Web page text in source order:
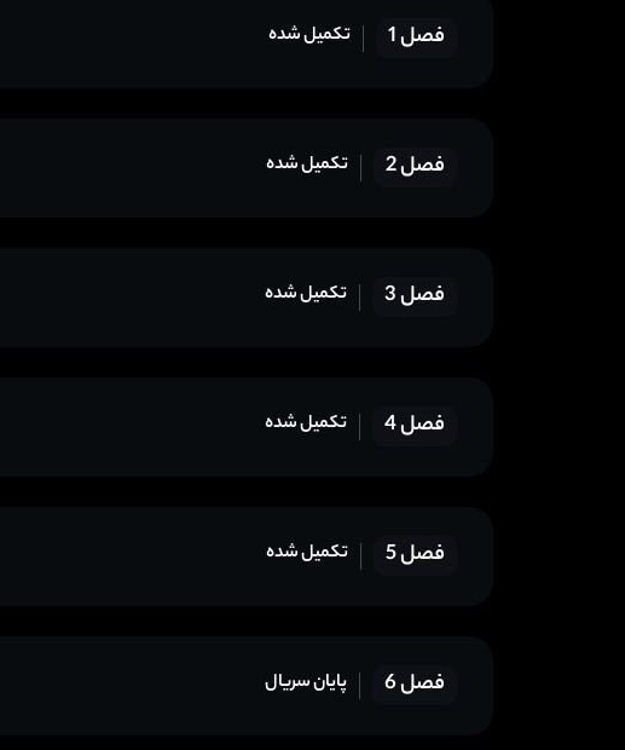
فصل 1 تکمیل شده
فصل 2 تکمیل شده
فصل 3 تکمیل شده
فصل 4 تکمیل شده
فصل 5 تکمیل شده
فصل 6 پایان سریال